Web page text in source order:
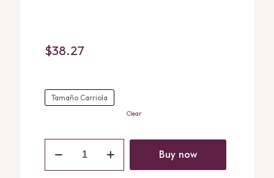
$38.27
Tamaño Carriola
Clear
Cobija
Chenille
Buy now